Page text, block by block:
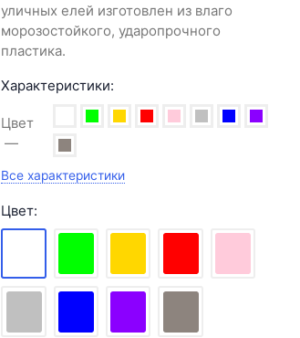
уличных елей изготовлен из влаго
морозостойкого, ударопрочного
пластика.
Характеристики:
Цвет
Все характеристики
Цвет: